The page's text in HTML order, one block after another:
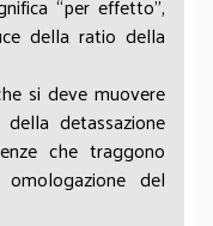
a
giova
contabile,
ha sostituito
de qua) il
statuisce il
della ratio della
si deve muovere
detassazione
che traggono
del